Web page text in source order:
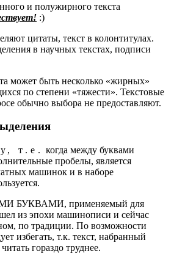
и полужирного текста
:)
цитаты, текст в колонтитулах.
в научных текстах, подписи
может быть несколько «жирных»
по степени «тяжести». Текстовые
обычно выбора не предоставляют.
т.е. когда между буквами
пробелы, является
машинок и в наборе
БУКВАМИ, применяемый для
из эпохи машинописи и сейчас
по традиции. По возможности
избегать, т.к. текст, набранный
гораздо труднее.